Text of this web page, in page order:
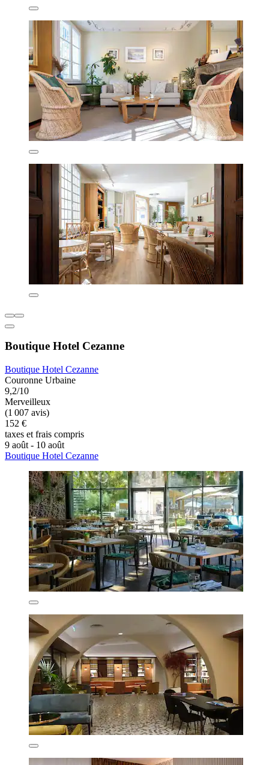
Boutique Hotel Cezanne
Boutique Hotel Cezanne
Couronne Urbaine
9,2/10
Merveilleux
(1 007 avis)
152 €
taxes et frais compris
9 août - 10 août
Boutique Hotel Cezanne